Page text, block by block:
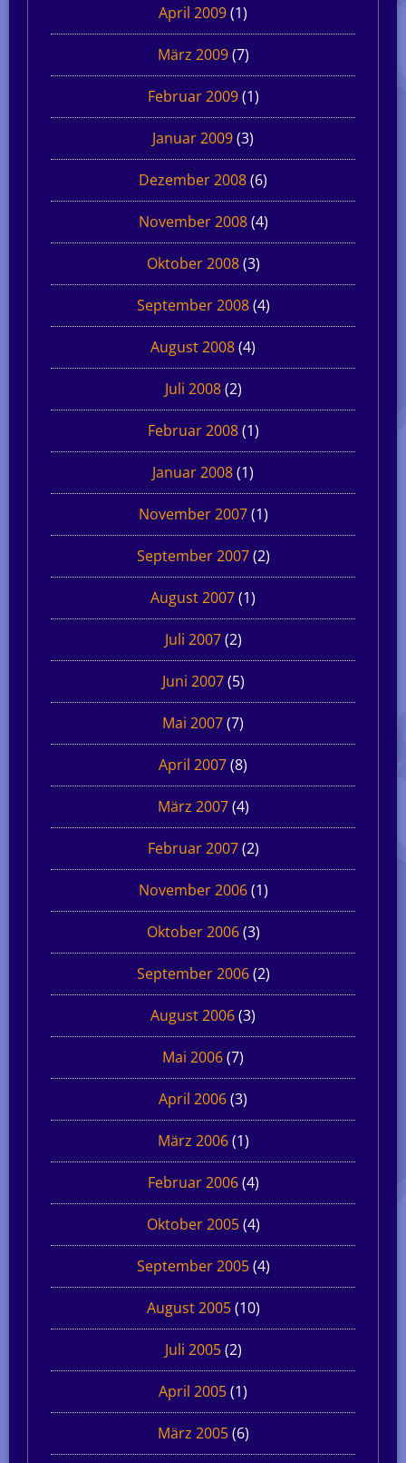
April 2009(1)
März 2009(7)
Februar 2009(1)
Januar 2009(3)
Dezember 2008(6)
November 2008(4)
Oktober 2008(3)
September 2008(4)
August 2008(4)
Juli 2008(2)
Februar 2008(1)
Januar 2008(1)
November 2007(1)
September 2007(2)
August 2007(1)
Juli 2007(2)
Juni 2007(5)
Mai 2007(7)
April 2007(8)
März 2007(4)
Februar 2007(2)
November 2006(1)
Oktober 2006(3)
September 2006(2)
August 2006(3)
Mai 2006(7)
April 2006(3)
März 2006(1)
Februar 2006(4)
Oktober 2005(4)
September 2005(4)
August 2005(10)
Juli 2005(2)
April 2005(1)
März 2005(6)